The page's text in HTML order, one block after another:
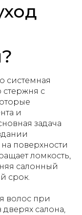
системная
стержня с
и
задача
поверхности
ломкость,
салонный
срок.
волос при
салона,